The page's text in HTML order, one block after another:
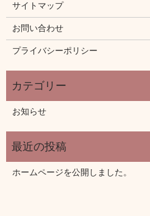
サイトマップ
お問い合わせ
プライバシーポリシー
お知らせ
ホームページを公開しました。